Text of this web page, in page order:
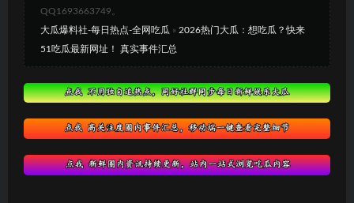
QQ1693663749。
大瓜爆料社-每日热点-全网吃瓜 » 2026热门大瓜：想吃瓜？快来
51吃瓜最新网址！ 真实事件汇总